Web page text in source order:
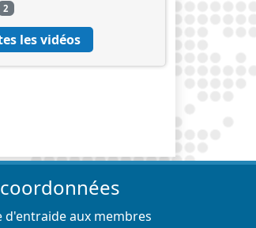
2
les vidéos
d'entraide aux membres